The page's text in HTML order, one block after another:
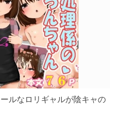
ルなロリギャルが陰キャの